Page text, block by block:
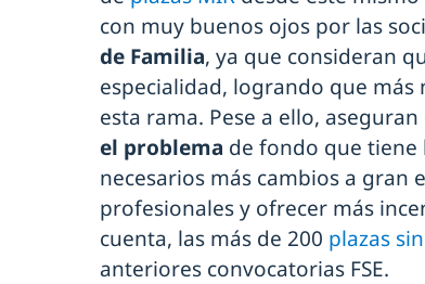
con muy buenos ojos por las
de Familia, ya que consideran
especialidad, logrando que
esta rama. Pese a ello, aseguran
el problema de fondo que tiene
necesarios más cambios a gran
profesionales y ofrecer más
cuenta, las más de 200 plazas
anteriores convocatorias FSE.